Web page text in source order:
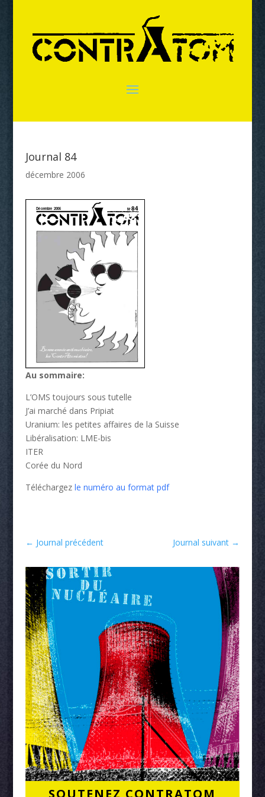
Journal 84
décembre 2006
Au sommaire:
L’OMS toujours sous tutelle
J’ai marché dans Pripiat
Uranium: les petites affaires de la Suisse
Libéralisation: LME-bis
ITER
Corée du Nord
Téléchargez le numéro au format pdf
← Journal précédent Journal suivant →